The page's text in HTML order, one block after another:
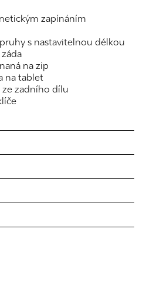
zapínáním
s nastavitelnou délkou
na zip
na tablet
zadního dílu